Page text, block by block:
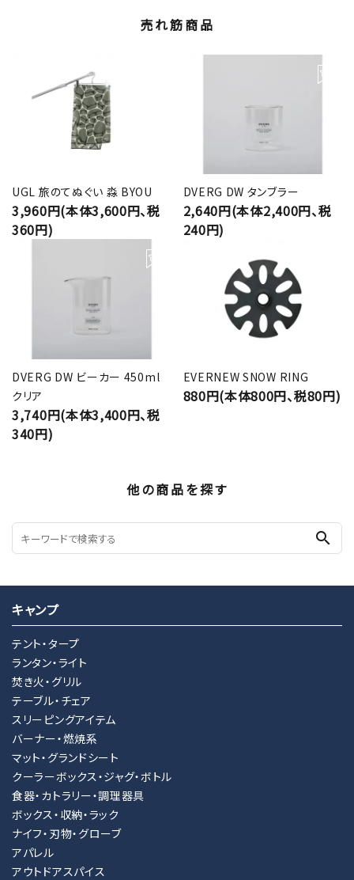
売れ筋商品
UGL 旅のてぬぐい 淼 BYOU
3,960円(本体3,600円、税
360円)
DVERG DW タンブラー
2,640円(本体2,400円、税
240円)
DVERG DW ビーカー 450ml
クリア
3,740円(本体3,400円、税
340円)
EVERNEW SNOW RING
880円(本体800円、税80円)
他の商品を探す
search
キャンプ
テント・タープ
ランタン・ライト
焚き火・グリル
テーブル・チェア
スリーピングアイテム
バーナー・燃焼系
マット・グランドシート
クーラーボックス・ジャグ・ボトル
食器・カトラリー・調理器具
ボックス・収納・ラック
ナイフ・刃物・グローブ
アパレル
アウトドアスパイス